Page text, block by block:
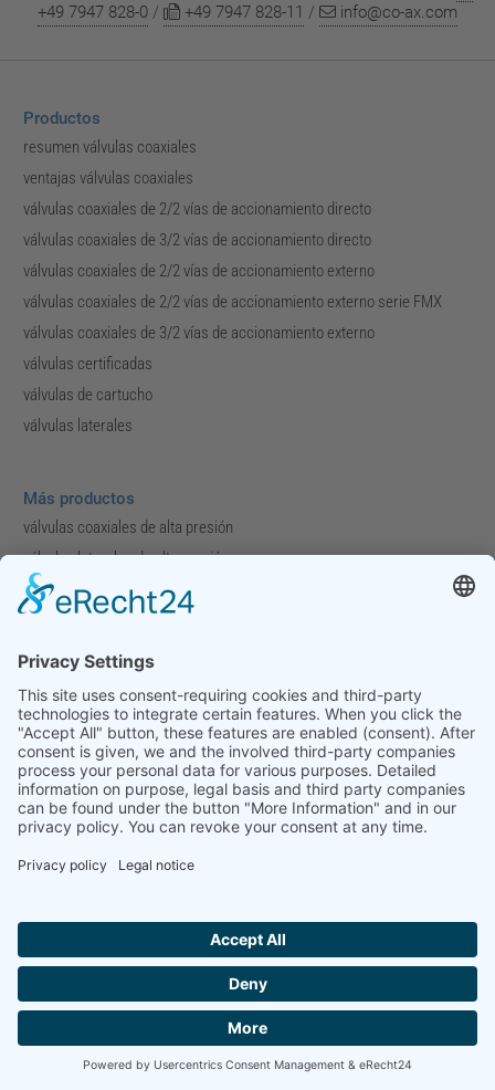
+49 7947 828-0 / +49 7947 828-11 / info@co-ax.com
Productos
resumen válvulas coaxiales
ventajas válvulas coaxiales
válvulas coaxiales de 2/2 vías de accionamiento directo
válvulas coaxiales de 3/2 vías de accionamiento directo
válvulas coaxiales de 2/2 vías de accionamiento externo
válvulas coaxiales de 2/2 vías de accionamiento externo serie FMX
válvulas coaxiales de 3/2 vías de accionamiento externo
válvulas certificadas
válvulas de cartucho
válvulas laterales
Más productos
válvulas coaxiales de alta presión
válvulas laterales de alta presión
módulos y colectores
válvulas reguladoras de presión
válvulas reguladoras de caudal
Compañía
Perfil de la compañía
Ferias